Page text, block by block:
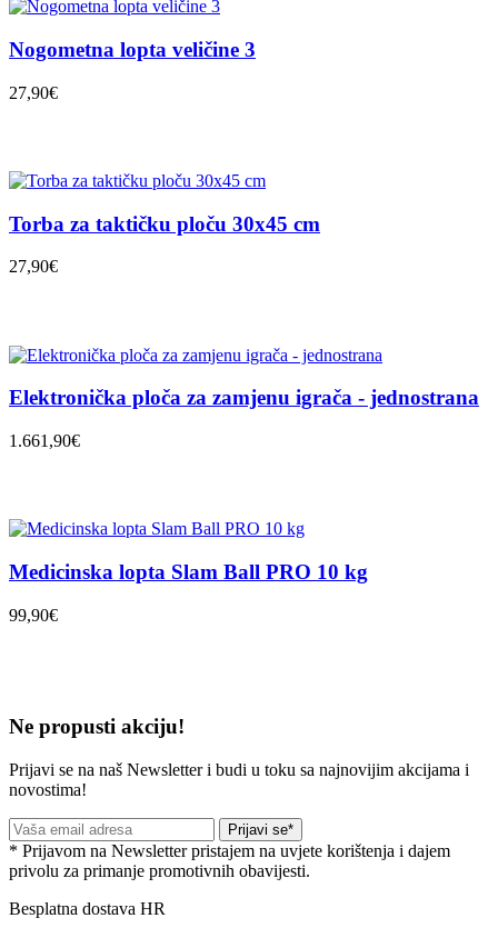
Nogometna lopta veličine 3
27,90€
Torba za taktičku ploču 30x45 cm
27,90€
Elektronička ploča za zamjenu igrača - jednostrana
1.661,90€
Medicinska lopta Slam Ball PRO 10 kg
99,90€
Ne propusti akciju!
Prijavi se na naš Newsletter i budi u toku sa najnovijim akcijama i
novostima!
Prijavi se*
* Prijavom na Newsletter pristajem na uvjete korištenja i dajem
privolu za primanje promotivnih obavijesti.
Besplatna dostava HR